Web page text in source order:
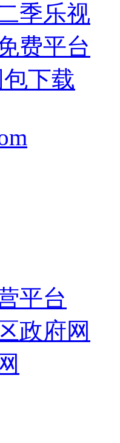
季乐视
费平台
下载
平台
政府网